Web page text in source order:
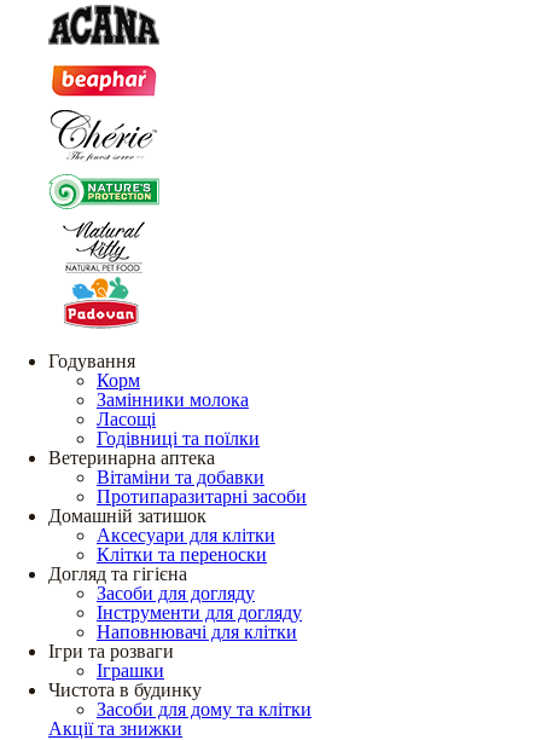
Годування
Корм
Замінники молока
Ласощі
Годівниці та поїлки
Ветеринарна аптека
Вітаміни та добавки
Протипаразитарні засоби
Домашній затишок
Аксесуари для клітки
Клітки та переноски
Догляд та гігієна
Засоби для догляду
Інструменти для догляду
Наповнювачі для клітки
Ігри та розваги
Іграшки
Чистота в будинку
Засоби для дому та клітки
Акції та знижки